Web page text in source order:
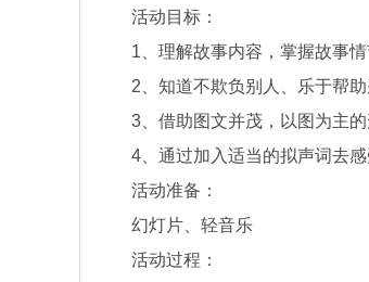
活动目标：
1、理解故事内容，掌握故事情
2、知道不欺负别人、乐于帮助
3、借助图文并茂，以图为主的
4、通过加入适当的拟声词去感
活动准备：
幻灯片、轻音乐
活动过程：